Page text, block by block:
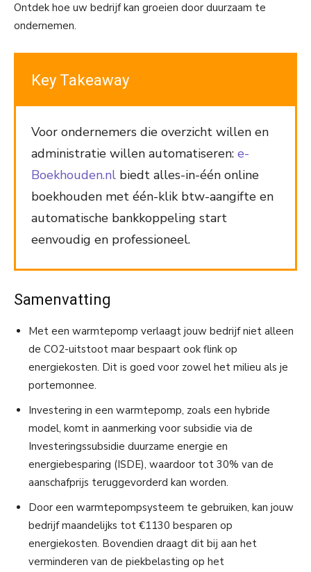
Ontdek hoe uw bedrijf kan groeien door duurzaam te
ondernemen.
Key Takeaway
Voor ondernemers die overzicht willen en
administratie willen automatiseren: e-
Boekhouden.nl biedt alles-in-één online
boekhouden met één-klik btw-aangifte en
automatische bankkoppeling start
eenvoudig en professioneel.
Samenvatting
Met een warmtepomp verlaagt jouw bedrijf niet alleen
de CO2-uitstoot maar bespaart ook flink op
energiekosten. Dit is goed voor zowel het milieu als je
portemonnee.
Investering in een warmtepomp, zoals een hybride
model, komt in aanmerking voor subsidie via de
Investeringssubsidie duurzame energie en
energiebesparing (ISDE), waardoor tot 30% van de
aanschafprijs teruggevorderd kan worden.
Door een warmtepompsysteem te gebruiken, kan jouw
bedrijf maandelijks tot €1130 besparen op
energiekosten. Bovendien draagt dit bij aan het
verminderen van de piekbelasting op het